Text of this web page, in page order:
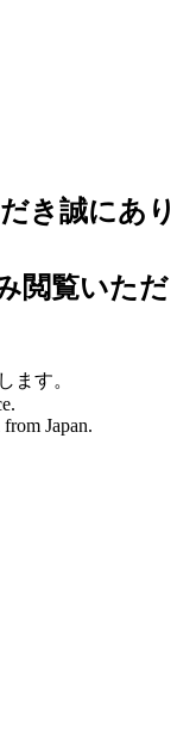
き誠にあり
閲覧いただ
ます。
Japan.